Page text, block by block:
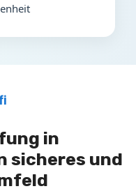
in
sicheres und